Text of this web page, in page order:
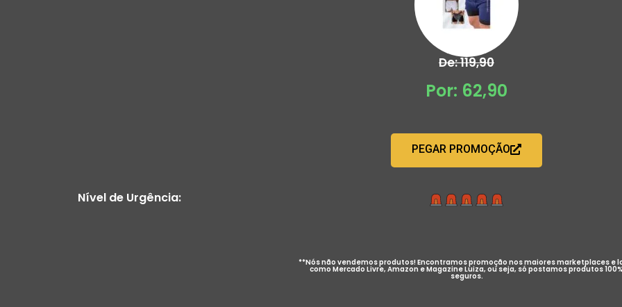
De: 119,90
Por: 62,90
PEGAR PROMOÇÃO
Nível de Urgência:
**Nós não vendemos produtos! Encontramos promoção nos maiores marketplaces e
como Mercado Livre, Amazon e Magazine Luiza, ou seja, só postamos produtos 100%
seguros.